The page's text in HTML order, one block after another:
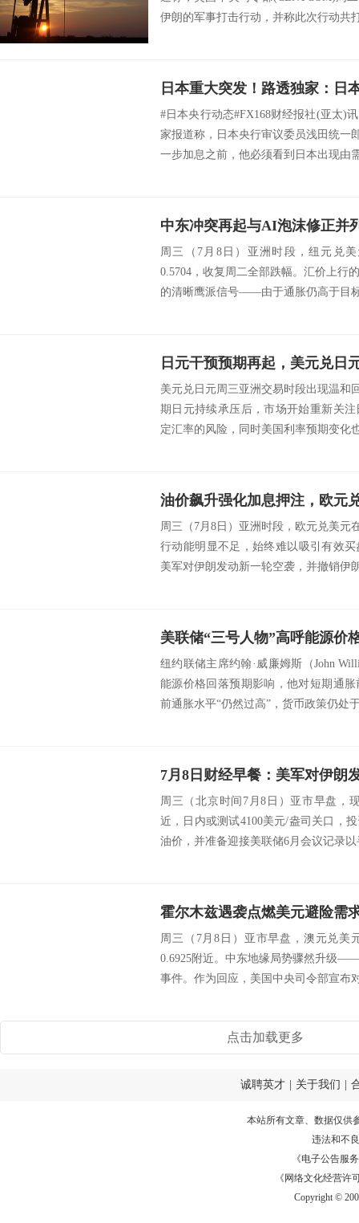
伊朗的军事打击行动，并称此次行动共
#日本央行动态#FX168财经报社(亚太)
家报道称，日本央行审议委员浅田统一
一步加息之前，他必须看到日本出现由
周三（7月8日）亚洲时段，纽元兑
0.5704，收复周二全部跌幅。汇价上行
的清晰鹰派信号——由于通胀仍高于目
日元干预预期再起，美元兑日
美元兑日元周三亚洲交易时段出现温和
期日元持续承压后，市场开始重新关
定汇率的风险，同时美国利率预期变化
油价飙升强化加息押注，欧元
周三（7月8日）亚洲时段，欧元兑美元
行动能明显不足，始终难以吸引有效
美军对伊朗发动新一轮空袭，并撤销伊
纽约联储主席约翰·威廉姆斯（John
能源价格回落预期影响，他对短期通
前通胀水平“仍然过高”，货币政策仍处
周三（北京时间7月8日）亚市早盘，
近，日内或测试4100美元/盎司关口，
油价，并准备迎接美联储6月会议记录
周三（7月8日）亚市早盘，澳元兑美
0.6925附近。中东地缘局势骤然升级
事件。作为回应，美国中央司令部宣布
点击加载更多
诚聘英才 关于我们
本站所有文章、数据仅供
违法和不
《电子公告服务
《网络文化经营许
Copyright ©